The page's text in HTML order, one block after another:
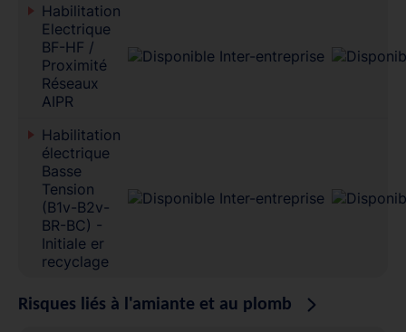
Habilitation
Electrique
BF-HF /
Proximité
Réseaux
AIPR
Habilitation
électrique
Basse
Tension
(B1v-B2v-
BR-BC) -
Initiale er
recyclage
Risques liés à l'amiante et au plomb